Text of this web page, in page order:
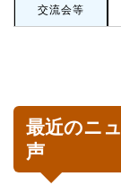
交流会等
最近のニ
声